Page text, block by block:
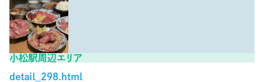
小松駅周辺エリア
detail_298.html